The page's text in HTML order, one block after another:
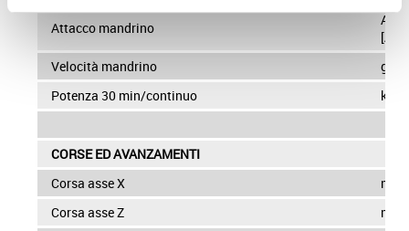
Attacco mandrino
A2-
[A2-
Velocità mandrino
giri/
Potenza 30 min/continuo
kW
CORSE ED AVANZAMENTI
Corsa asse X
mm
Corsa asse Z
mm